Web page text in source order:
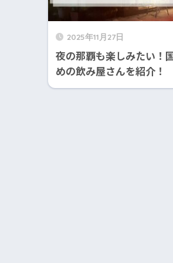
2025年11月27日
夜の那覇も楽しみたい！
めの飲み屋さんを紹介！